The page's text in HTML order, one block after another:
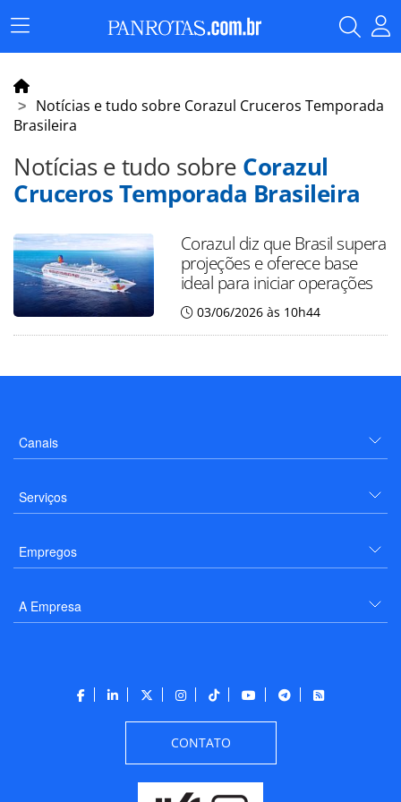
Menu
Principal
Notícias e tudo sobre Corazul Cruceros Temporada
Brasileira
Notícias e tudo sobre Corazul
Cruceros Temporada Brasileira
Corazul diz que Brasil supera
projeções e oferece base
ideal para iniciar operações
03/06/2026 às 10h44
Canais
Serviços
Empregos
A Empresa
CONTATO